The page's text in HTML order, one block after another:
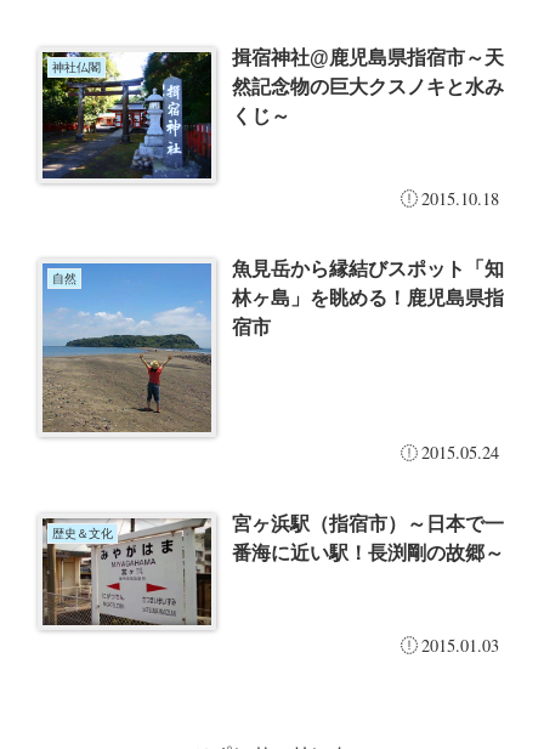
神社仏閣
揖宿神社@鹿児島県指宿市～天
然記念物の巨大クスノキと水み
くじ～
2015.10.18
自然
魚見岳から縁結びスポット「知
林ヶ島」を眺める！鹿児島県指
宿市
2015.05.24
歴史＆文化
宮ヶ浜駅（指宿市）～日本で一
番海に近い駅！長渕剛の故郷～
2015.01.03